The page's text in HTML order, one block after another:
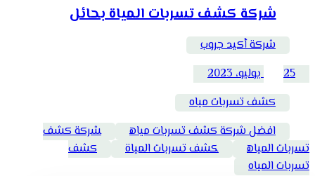
شركة كشف تسربات المياة بحائل
شركة أكيد جروب
25 يوليو، 2023
كشف تسربات مياه
افضل شركة كشف تسربات مياه
شركة كشف
تسربات المياه
كشف تسربات المياة
كشف
تسربات المياه